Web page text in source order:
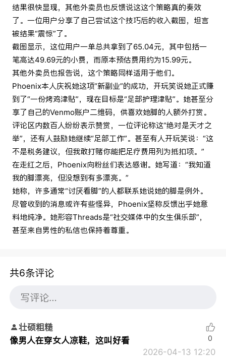
结果很快显现，其他外卖员也反馈说这这个策略真的奏效
了。一位用户分享了自己尝试这个技巧后的收入截图，坦言
被结果“震惊”了。
截图显示，这位用户一单总共拿到了65.04元，其中包括一
笔高达49.69元的小费，而原本预估费用约为15.99元。
其他外卖员也报告说，这个策略同样适用于他们。
Phoenix本人庆祝她这项“新副业”的成功，开玩笑说她正式赚
到了“一份烤鸡津贴”，现在目标是“足部护理津贴”。她甚至分
享了自己的Venmo账户二维码，供喜欢她脚的人额外打赏。
评论区内数百人纷纷表示赞赏，一位评论称这“绝对是天才之
举”，还有人鼓励她继续“足部工作”。甚至有人开玩笑说：“这
不是税务建议，但我敢打赌你能把足疗费用列为抵扣项。”
在走红之后，Phoenix向粉丝们表达感谢。她写道：“我知道
我的脚漂亮，但没想到有多漂亮。”
她称，许多通常“讨厌看脚”的人都联系她说她的脚是例外。
尽管收到的消息或许有些怪异，Phoenix坚称反馈出乎她意
料地纯净。她形容Threads是“社交媒体中的女生俱乐部”，
甚至来自男性的私信也保持着尊重。
共6条评论
壮硕粗糙
像男人在穿女人凉鞋，这叫好看
2026-04-13 12:20
0